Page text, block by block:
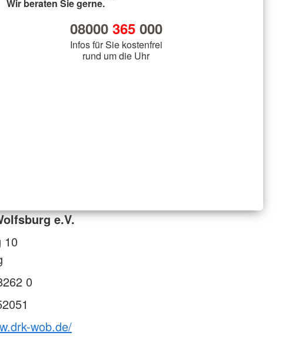
Wir beraten Sie gerne.
08000 365000
Infos für Sie kostenfrei
rund um die Uhr
e.V.
10
0
wob.de/